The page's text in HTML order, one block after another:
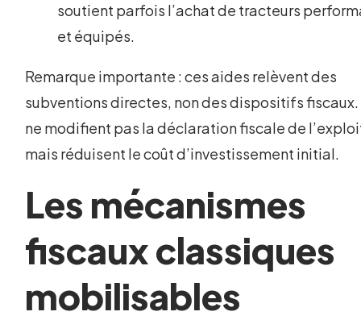
soutient parfois l’achat de tracteurs
et équipés.
Remarque importante : ces aides relèvent des
subventions directes, non des dispositifs fiscaux.
ne modifient pas la déclaration fiscale de
mais réduisent le coût d’investissement initial.
Les mécanismes
fiscaux classiques
mobilisables